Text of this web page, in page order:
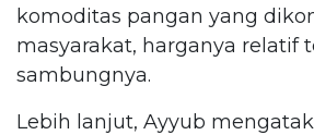
komoditas pangan yang
masyarakat, harganya relatif
sambungnya.
Lebih lanjut, Ayyub